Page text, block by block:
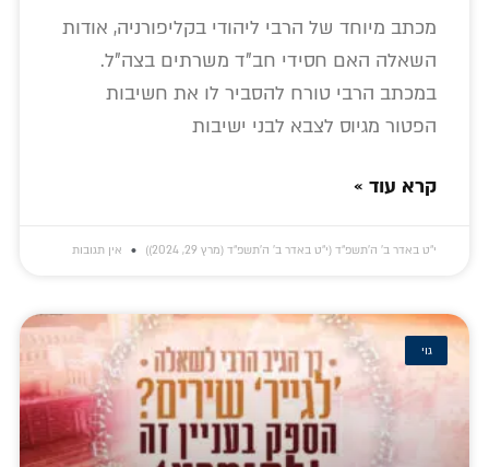
מכתב מיוחד של הרבי ליהודי בקליפורניה, אודות
השאלה האם חסידי חב"ד משרתים בצה"ל.
במכתב הרבי טורח להסביר לו את חשיבות
הפטור מגיוס לצבא לבני ישיבות
קרא עוד »
י״ט באדר ב׳ ה׳תשפ״ד (י״ט באדר ב׳ ה׳תשפ״ד (מרץ 29, 2024)) אין תגובות
גוי